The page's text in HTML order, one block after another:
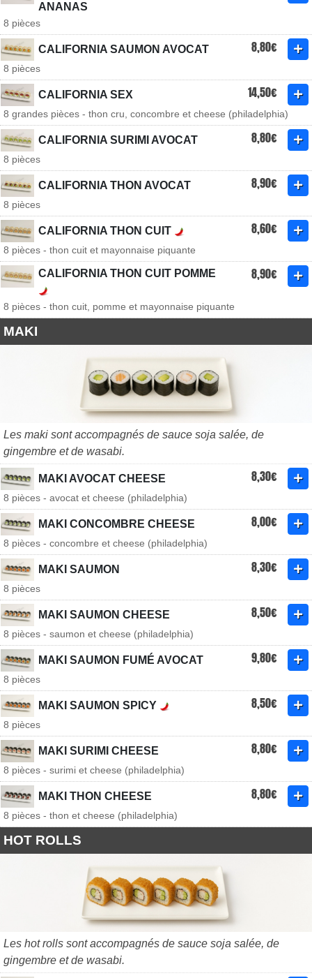
ANANAS
8 pièces
CALIFORNIA SAUMON AVOCAT 8,80€
8 pièces
CALIFORNIA SEX 14,50€
8 grandes pièces - thon cru, concombre et cheese (philadelphia)
CALIFORNIA SURIMI AVOCAT 8,80€
8 pièces
CALIFORNIA THON AVOCAT 8,90€
8 pièces
CALIFORNIA THON CUIT 8,60€
8 pièces - thon cuit et mayonnaise piquante
CALIFORNIA THON CUIT POMME 8,90€
8 pièces - thon cuit, pomme et mayonnaise piquante
MAKI
Les maki sont accompagnés de sauce soja salée, de
gingembre et de wasabi.
MAKI AVOCAT CHEESE 8,30€
8 pièces - avocat et cheese (philadelphia)
MAKI CONCOMBRE CHEESE 8,00€
8 pièces - concombre et cheese (philadelphia)
MAKI SAUMON 8,30€
8 pièces
MAKI SAUMON CHEESE 8,50€
8 pièces - saumon et cheese (philadelphia)
MAKI SAUMON FUMÉ AVOCAT 9,80€
8 pièces
MAKI SAUMON SPICY 8,50€
8 pièces
MAKI SURIMI CHEESE 8,80€
8 pièces - surimi et cheese (philadelphia)
MAKI THON CHEESE 8,80€
8 pièces - thon et cheese (philadelphia)
HOT ROLLS
Les hot rolls sont accompagnés de sauce soja salée, de
gingembre et de wasabi.